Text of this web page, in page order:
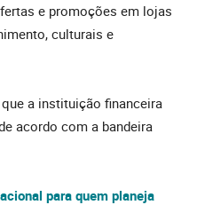
e promoções em lojas
culturais e
a instituição financeira
acordo com a bandeira
para quem planeja